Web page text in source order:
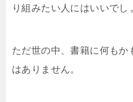
り組みたい人にはいいでし
ただ世の中、書籍に何も
はありません。